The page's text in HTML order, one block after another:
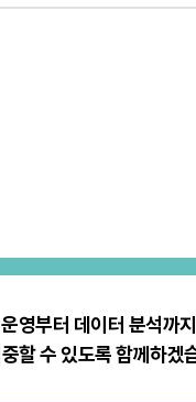
영부터 데이터 분석까지,
할 수 있도록 함께하겠